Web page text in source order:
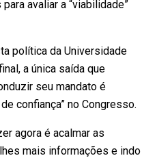
avaliar a “viabilidade”
política da Universidade
a única saída que
seu mandato é
confiança” no Congresso.
agora é acalmar as
mais informações e indo